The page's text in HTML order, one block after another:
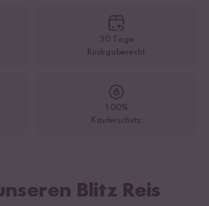
30 Tage
Rückgaberecht
100%
Käuferschutz
Blitz Reis